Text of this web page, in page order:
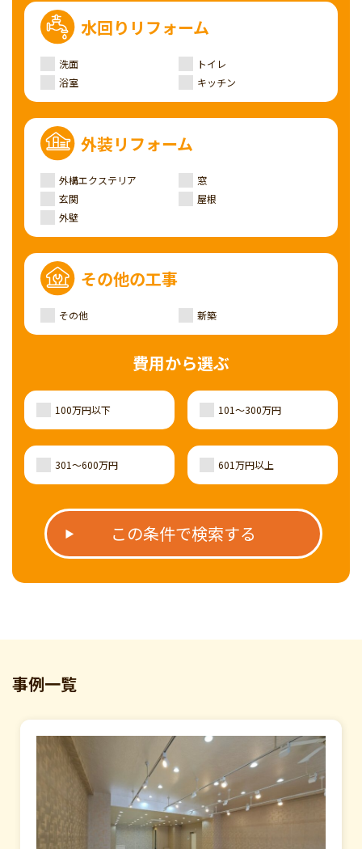
水回りリフォーム
洗面
トイレ
浴室
キッチン
外装リフォーム
外構エクステリア
窓
玄関
屋根
外壁
その他の工事
その他 新築
費用から選ぶ
100万円以下 101～300万円
301～600万円 601万円以上
この条件で検索する
事例一覧